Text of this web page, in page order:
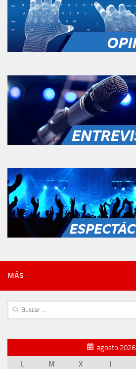
MÁS
Buscar:
agosto 2026
L
M X J